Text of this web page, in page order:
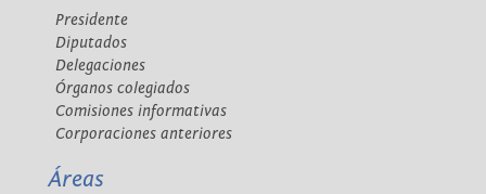
Presidente
Diputados
Delegaciones
Órganos colegiados
Comisiones informativas
Corporaciones anteriores
Áreas